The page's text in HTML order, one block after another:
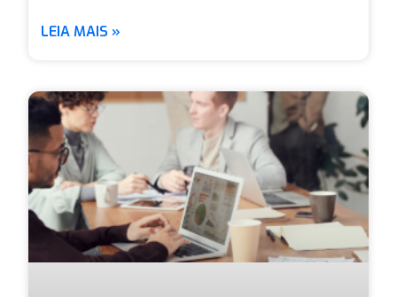
LEIA MAIS »